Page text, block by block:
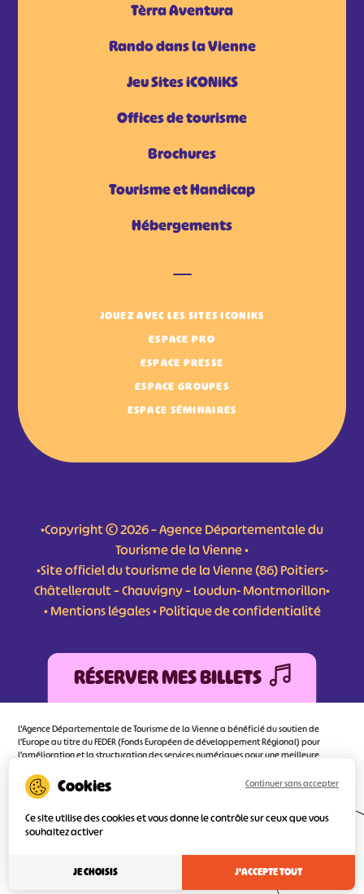
Tèrra Aventura
Rando dans la Vienne
Jeu Sites iCONiKS
Offices de tourisme
Brochures
Tourisme et Handicap
Hébergements
JOUEZ AVEC LES SITES ICONIKS
ESPACE PRO
ESPACE PRESSE
ESPACE GROUPES
ESPACE SÉMINAIRES
•Copyright © 2026 – Agence Départementale du
Tourisme de la Vienne •
•Site officiel du tourisme de la Vienne (86) Poitiers-
Châtellerault – Chauvigny – Loudun- Montmorillon•
•Mentions légales•Politique de confidentialité
RÉSERVER MES BILLETS
L'Agence Départementale de Tourisme de la Vienne a bénéficié du soutien de
l’Europe au titre du FEDER (Fonds Européen de développement Régional) pour
l’amélioration et la structuration des services numériques pour une meilleure
d’orienter au mieux le visiteur.
Ce site utilise des cookies et vous donne le contrôle sur ceux que vous
souhaitez activer
J'ACCEPTE TOUT
Continuer sans accepter
JE CHOISIS